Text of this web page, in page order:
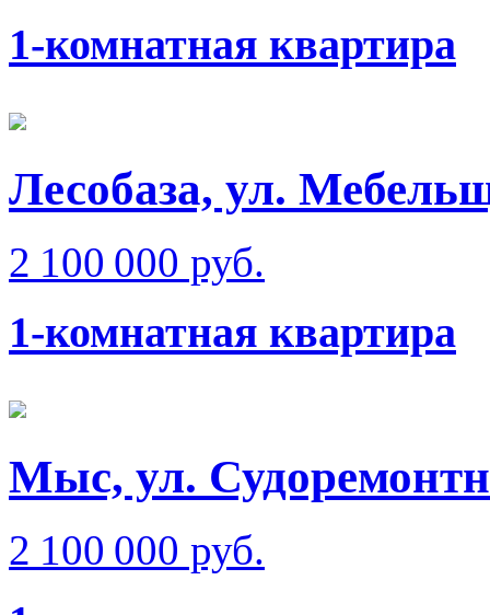
1-комнатная квартира
Лесобаза, ул.
2 100 000 руб.
1-комнатная квартира
Мыс, ул.
2 100 000 руб.